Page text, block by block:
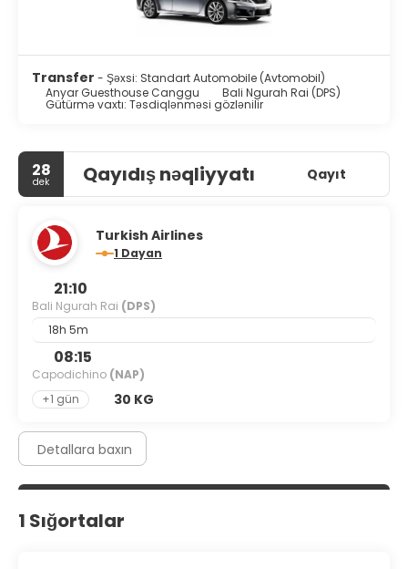
Transfer - Şəxsi: Standart Automobile (Avtomobil)
Anyar Guesthouse Canggu
Bali Ngurah Rai (DPS)
Gütürmə vaxtı: Təsdiqlənməsi gözlənilir
28
dek Qayıdış nəqliyyatı Qayıt
Turkish Airlines
1 Dayan
21:10
Bali Ngurah Rai (DPS)
18h 5m
08:15
Capodichino (NAP)
+1 gün
30 KG
Detallara baxın
1 Sığortalar